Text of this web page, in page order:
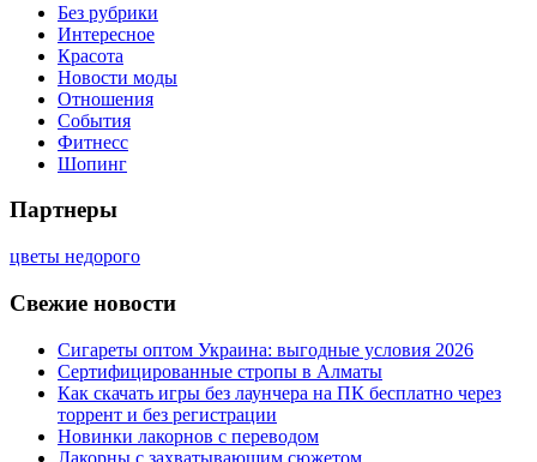
Без рубрики
Интересное
Красота
Новости моды
Отношения
События
Фитнесс
Шопинг
Партнеры
цветы недорого
Свежие новости
Сигареты оптом Украина: выгодные условия 2026
Сертифицированные стропы в Алматы
Как скачать игры без лаунчера на ПК бесплатно через
торрент и без регистрации
Новинки лакорнов с переводом
Лакорны с захватывающим сюжетом